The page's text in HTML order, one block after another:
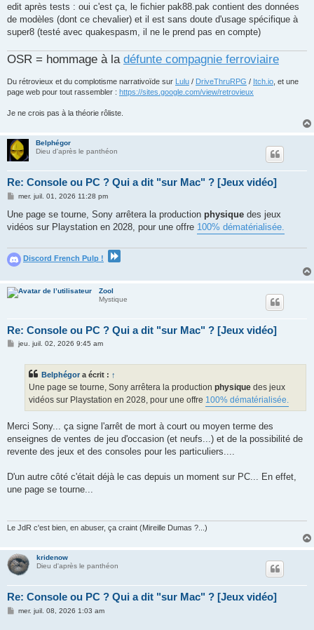
edit après tests : oui c'est ça, le fichier pak88.pak contient des données
de modèles (dont ce chevalier) et il est sans doute d'usage spécifique à
super8 (testé avec quakespasm, il ne le prend pas en compte)
OSR = hommage à la défunte compagnie ferroviaire
Du rétrovieux et du complotisme narrativoïde sur Lulu / DriveThruRPG / Itch.io , et une
page web pour tout rassembler : https://sites.google.com/view/retrovieux
Je ne crois pas à la théorie rôliste.
Belphégor
Dieu d'après le panthéon
Re: Console ou PC ? Qui a dit "sur Mac" ? [Jeux vidéo]
M
s
a
mer. juil. 01, 2026 11:28 pm
Une page se tourne, Sony arrêtera la production physique des jeux
vidéos sur Playstation en 2028, pour une offre 100% dématérialisée.
Discord French Pulp !
Zool
Mystique
Re: Console ou PC ? Qui a dit "sur Mac" ? [Jeux vidéo]
Mjeu. juil. 02, 2026 9:45 am
Belphégor a écrit : ↑
Une page se tourne, Sony arrêtera la production physique des jeux
vidéos sur Playstation en 2028, pour une offre 100% dématérialisée.
Merci Sony... ça signe l'arrêt de mort à court ou moyen terme des
enseignes de ventes de jeu d'occasion (et neufs...) et de la possibilité de
revente des jeux et des consoles pour les particuliers....
D'un autre côté c'était déjà le cas depuis un moment sur PC... En effet,
une page se tourne...
Le JdR c'est bien, en abuser, ça craint (Mireille Dumas ?...)
kridenow
Dieu d'après le panthéon
Re: Console ou PC ? Qui a dit "sur Mac" ? [Jeux vidéo]
Mmer. juil. 08, 2026 1:03 am